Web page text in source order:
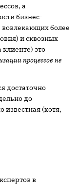
а
бизнес-
более
и сквозных
это
процессов не
достаточно
до
известная (хотя,
в